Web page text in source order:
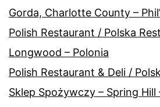
Gorda, Charlotte County –
Polish Restaurant / Polska
Longwood – Polonia
Polish Restaurant & Deli /
Sklep Spożywczy – Spring Hill